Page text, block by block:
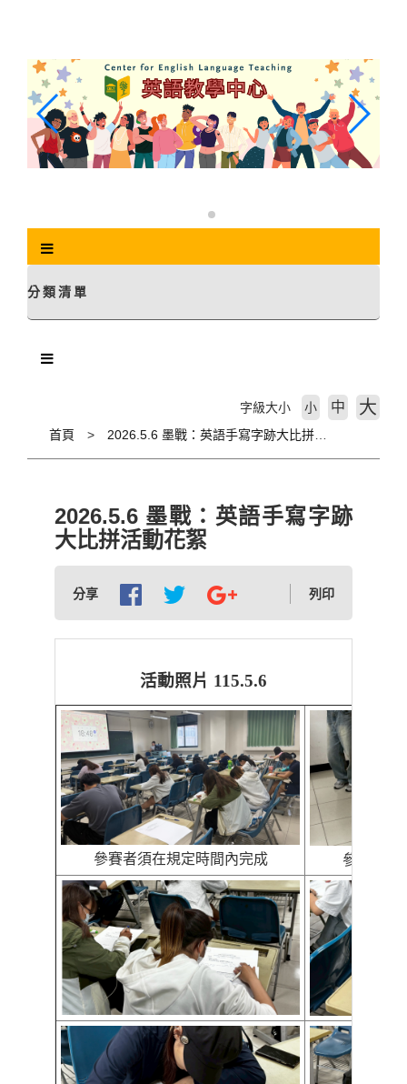
分類清單
首頁
字級大小 小 中 大
2026.5.6 墨戰：英語手寫字跡
大比拼活動花絮
分享 列印
活動照片 115.5.6
參賽者須在規定時間內完成 參賽者們